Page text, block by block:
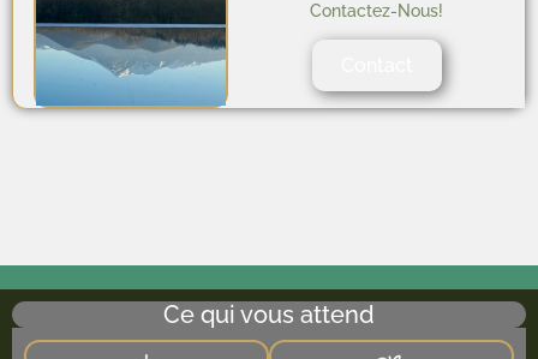
Contactez-Nous!
Ce qui vous attend